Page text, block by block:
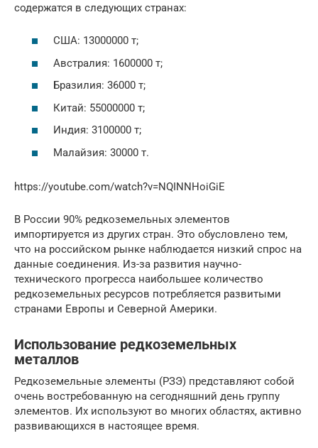
содержатся в следующих странах:
США: 13000000 т;
Австралия: 1600000 т;
Бразилия: 36000 т;
Китай: 55000000 т;
Индия: 3100000 т;
Малайзия: 30000 т.
https://youtube.com/watch?v=NQINNHoiGiE
В России 90% редкоземельных элементов
импортируется из других стран. Это обусловлено тем,
что на российском рынке наблюдается низкий спрос на
данные соединения. Из-за развития научно-
технического прогресса наибольшее количество
редкоземельных ресурсов потребляется развитыми
странами Европы и Северной Америки.
Использование редкоземельных
металлов
Редкоземельные элементы (РЗЭ) представляют собой
очень востребованную на сегодняшний день группу
элементов. Их используют во многих областях, активно
развивающихся в настоящее время.